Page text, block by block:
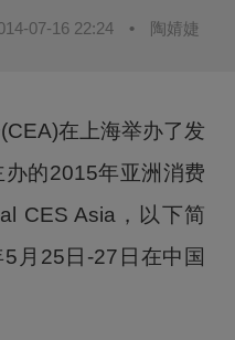
07-16 22:24 • 陶婧婕
在上海举办了发
的2015年亚洲消费
CES Asia，以下简
月25日-27日在中国